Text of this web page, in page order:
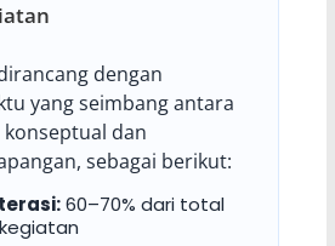
dengan
yang seimbang antara
dan
sebagai berikut:
60–70% dari total